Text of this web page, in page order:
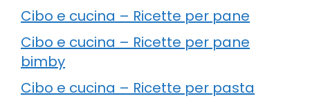
Cibo e cucina – Ricette per pane
Cibo e cucina – Ricette per pane
bimby
Cibo e cucina – Ricette per pasta